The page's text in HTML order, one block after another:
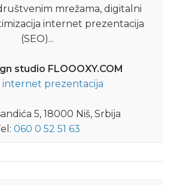
mrežama, digitalni
internet prezentacija
(SEO)...
studio FLOOOXY.COM
internet prezentacija
5, 18000 Niš, Srbija
060 0 52 51 63